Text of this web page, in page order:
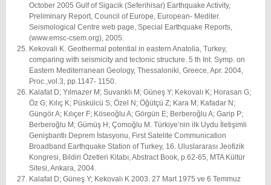
October 2005 Gulf of Sigacik (Seferihisar) Earthquake Activity,
Preliminary Report, Council of Europe, European- Mediter.
Seismological Centre web page, Special Earthquake Reports,
(www.emsc-csem.org), 2005.
Kekovali K. Geothermal potential in eastern Anatolia, Turkey,
comparing with seismicity and tectonic structure. 5 th Int. Symp. on
Eastern Mediterranean Geology, Thessaloniki, Greece, Apr. 2004,
Proc.,vol.3, pp.1147- 1150.
Kalafat D; Yılmazer M; Suvarıklı M; Güneş Y; Kekovalı K; Horasan G;
Öz G; Kılıç K; Püskülcü S; Özel N; Öğütçü Z; Kara M; Kafadar N;
Güngör A; Kılıçer F; Köseoğlu A; Görgün E; Berberoğlu A; Garip P;
Berberoğlu M; Gümüş H; Çomoğlu M. Türkiye’nin ilk Uydu İletişimli
Genişbantlı Deprem İstasyonu, First Satelite Communication
Broadband Earthquake Station of Turkey, 16. Uluslararası Jeofizik
Kongresi, Bildiri Özetleri Kitabı, Abstract Book, p.62-65, MTA Kültür
Sitesi, Ankara, 2004.
Kalafat D; Güneş Y; Kekovalı K 2003. 27 Mart 1975 ve 6 Temmuz